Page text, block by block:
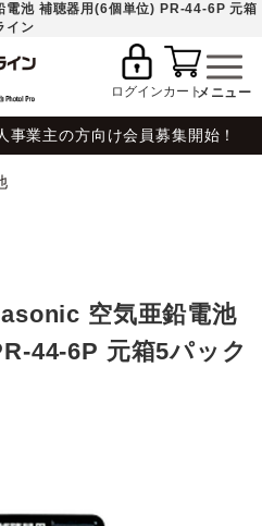
池 補聴器用(6個単位) PR-44-6P 元箱
イン
ログインカート
事業主の方向け会員募集開始！
空気亜鉛電池
44-6P 元箱5パック